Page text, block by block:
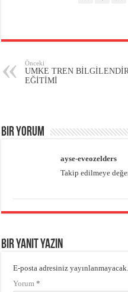
Önceki
UMKE TREN
EĞİTİMİ
Bir Yorum
ayse-eveozelders
Takip edilmeye
Bir yanıt yazın
E-posta adresiniz yayınlanmayacak.
Yorum*